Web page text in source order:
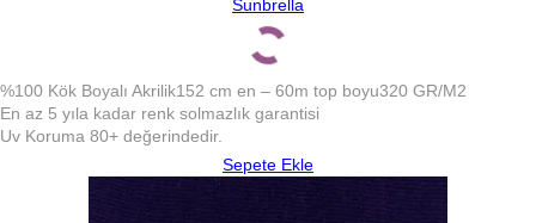
Sunbrella
%100 Kök Boyalı Akrilik152 cm en – 60m top boyu320 GR/M2
En az 5 yıla kadar renk solmazlık garantisi
Uv Koruma 80+ değerindedir.
Sepete Ekle